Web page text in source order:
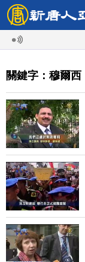
關鍵字：穆爾西